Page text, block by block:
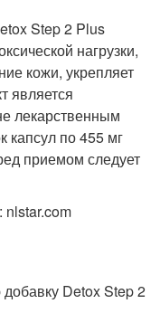
Step 2 Plus
нагрузки,
кожи, укрепляет
является
лекарственным
капсул по 455 мг
приемом следует
nlstar.com
Detox Step 2